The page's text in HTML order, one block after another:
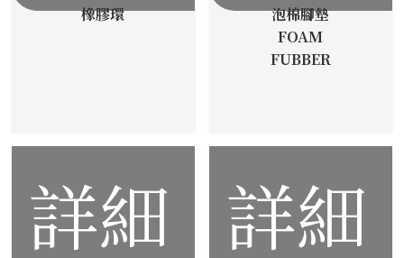
橡膠環
泡棉腳墊
FOAM
FUBBER
詳細 詳細